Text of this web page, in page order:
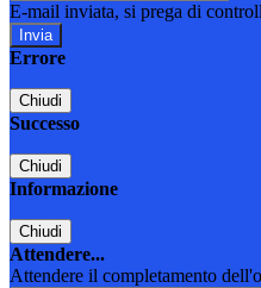
E-mail inviata, si prega di
Errore
Chiudi
Successo
Chiudi
Informazione
Chiudi
Attendere...
Attendere il completamento